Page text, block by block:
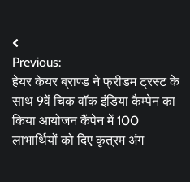
Post
navigation
Previous:
हेयर केयर ब्राण्‍ड ने फ्रीडम ट्रस्‍ट के
साथ 9वें चिक वॉक इंडिया कैम्‍पेन का
किया आयोजन कैंपेन में 100
लाभार्थियों को दिए कृत्रम अंग